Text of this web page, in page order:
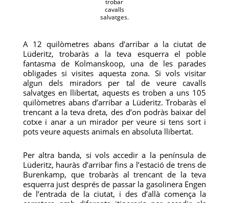
trobar
cavalls
salvatges.
A 12 quilòmetres abans d’arribar a la ciutat de
Lüderitz, trobaràs a la teva esquerra el poble
fantasma de Kolmanskoop, una de les parades
obligades si visites aquesta zona. Si vols visitar
algun dels miradors per tal de veure cavalls
salvatges en llibertat, aquests es troben a uns 105
quilòmetres abans d’arribar a Lüderitz. Trobaràs el
trencant a la teva dreta, des d’on podràs baixar del
cotxe i anar a un mirador per veure si tens sort i
pots veure aquests animals en absoluta llibertat.
Per altra banda, si vols accedir a la península de
Lüderitz, hauràs d’arribar fins a l’estació de trens de
Burenkamp, que trobaràs al trencant de la teva
esquerra just després de passar la gasolinera Engen
de l’entrada de la ciutat, i des d’allà comença la